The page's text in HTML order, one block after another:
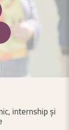
internshipși